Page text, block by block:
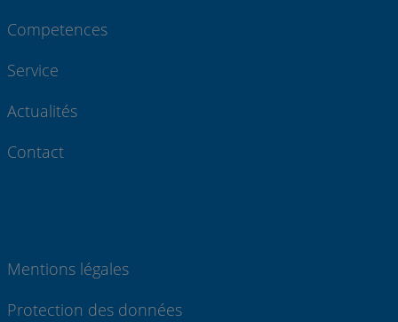
Competences
Service
Actualités
Contact
Mentions légales
Protection des données